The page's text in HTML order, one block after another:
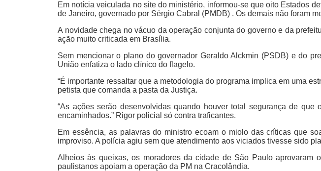
Em notícia veiculada no site do ministério, informou-se que oito Estados
de Janeiro, governado por Sérgio Cabral (PMDB) . Os demais não foram
A novidade chega no vácuo da operação conjunta do governo e da
ação muito criticada em Brasília.
Sem mencionar o plano do governador Geraldo Alckmin (PSDB) e do
União enfatiza o lado clínico do flagelo.
“É importante ressaltar que a metodologia do programa implica em uma
petista que comanda a pasta da Justiça.
“As ações serão desenvolvidas quando houver total segurança de
encaminhados.” Rigor policial só contra traficantes.
Em essência, as palavras do ministro ecoam o miolo das críticas que
improviso. A polícia agiu sem que atendimento aos viciados tivesse sido
Alheios às queixas, os moradores da cidade de São Paulo aprovaram
paulistanos apoiam a operação da PM na Cracolândia.